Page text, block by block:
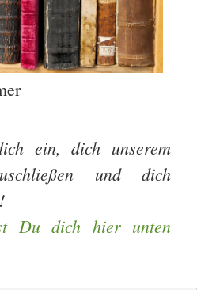
ein, dich unserem
und dich
Du dich hier unten